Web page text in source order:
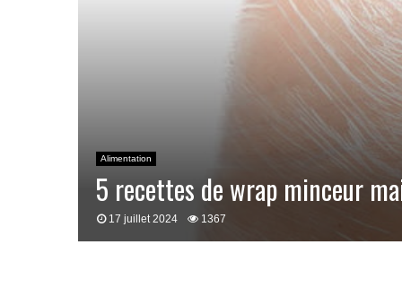
Alimentation
5 recettes de wrap minceur
17 juillet 2024 1367